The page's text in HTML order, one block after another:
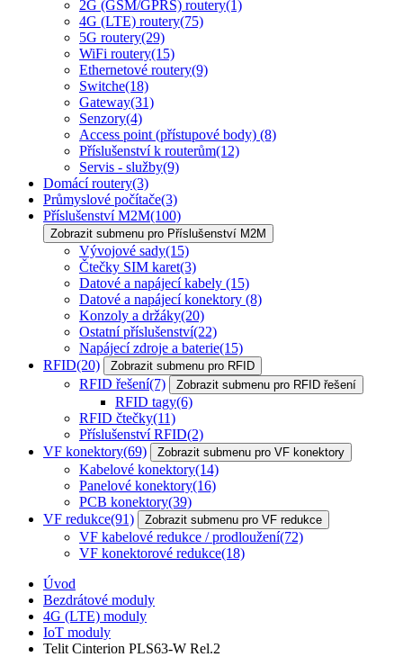
2G (GSM/GPRS) routery(1)
4G (LTE) routery(75)
5G routery(29)
WiFi routery(15)
Ethernetové routery(9)
Switche(18)
Gateway(31)
Senzory(4)
Access point (přístupové body) (8)
Příslušenství k routerům(12)
Servis - služby(9)
Domácí routery(3)
Průmyslové počítače(3)
Příslušenství M2M(100)
Zobrazit submenu pro Příslušenství M2M
Vývojové sady(15)
Čtečky SIM karet(3)
Datové a napájecí kabely (15)
Datové a napájecí konektory (8)
Konzoly a držáky(20)
Ostatní příslušenství(22)
Napájecí zdroje a baterie(15)
RFID(20) Zobrazit submenu pro RFID
RFID řešení(7) Zobrazit submenu pro RFID řešení
RFID tagy(6)
RFID čtečky(11)
Příslušenství RFID(2)
VF konektory(69) Zobrazit submenu pro VF konektory
Kabelové konektory(14)
Panelové konektory(16)
PCB konektory(39)
VF redukce(91) Zobrazit submenu pro VF redukce
VF kabelové redukce / prodloužení(72)
VF konektorové redukce(18)
Úvod
Bezdrátové moduly
4G (LTE) moduly
IoT moduly
Telit Cinterion PLS63-W Rel.2